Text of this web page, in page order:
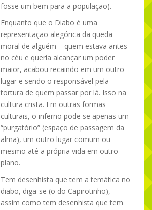
fosse um bem para a população).
Enquanto que o Diabo é uma
representação alegórica da queda
moral de alguém – quem estava antes
no céu e queria alcançar um poder
maior, acabou recaindo em um outro
lugar e sendo o responsável pela
tortura de quem passar por lá. Isso na
cultura cristã. Em outras formas
culturais, o inferno pode se apenas um
“purgatório” (espaço de passagem da
alma), um outro lugar comum ou
mesmo até a própria vida em outro
plano.
Tem desenhista que tem a temática no
diabo, diga-se (o do Capirotinho),
assim como tem desenhista que tem